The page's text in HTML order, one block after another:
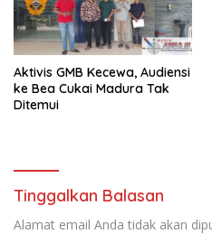
Aktivis GMB Kecewa, Audiensi
ke Bea Cukai Madura Tak
Ditemui
Tinggalkan Balasan
Alamat email Anda tidak akan